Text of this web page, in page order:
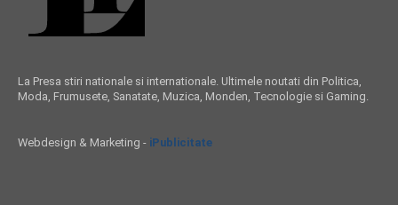
La Presa stiri nationale si internationale. Ultimele noutati din Politica,
Moda, Frumusete, Sanatate, Muzica, Monden, Tecnologie si Gaming.
Webdesign & Marketing - iPublicitate